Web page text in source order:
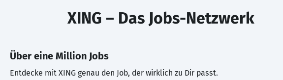
XING – Das Jobs-Netzwerk
Über eine Million Jobs
Entdecke mit XING genau den Job, der wirklich zu Dir passt.